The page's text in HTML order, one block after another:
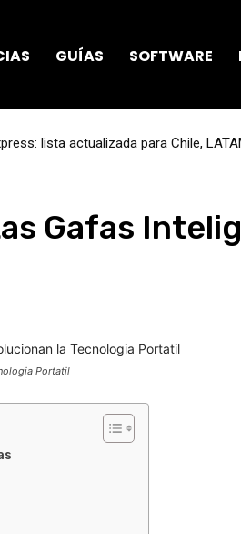
GUÍAS SOFTWARE
lista actualizada para Chile,
Gafas
Portatil